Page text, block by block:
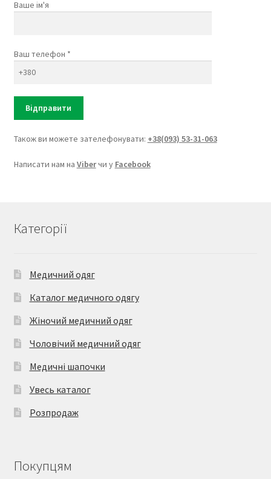
Ваше ім'я
Ваш телефон *
Також ви можете зателефонувати: +38(093) 53-31-063
Написати нам на Viberчи у Facebook
Категорії
Медичний одяг
Каталог медичного одягу
Жіночий медичний одяг
Чоловічий медичний одяг
Медичні шапочки
Увесь каталог
Розпродаж
Покупцям